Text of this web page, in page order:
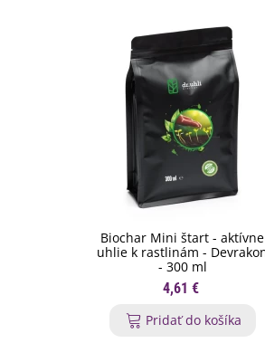
Biochar Mini štart - aktívne
uhlie k rastlinám -
- 300 ml
4,61 €
Pridať do košíka